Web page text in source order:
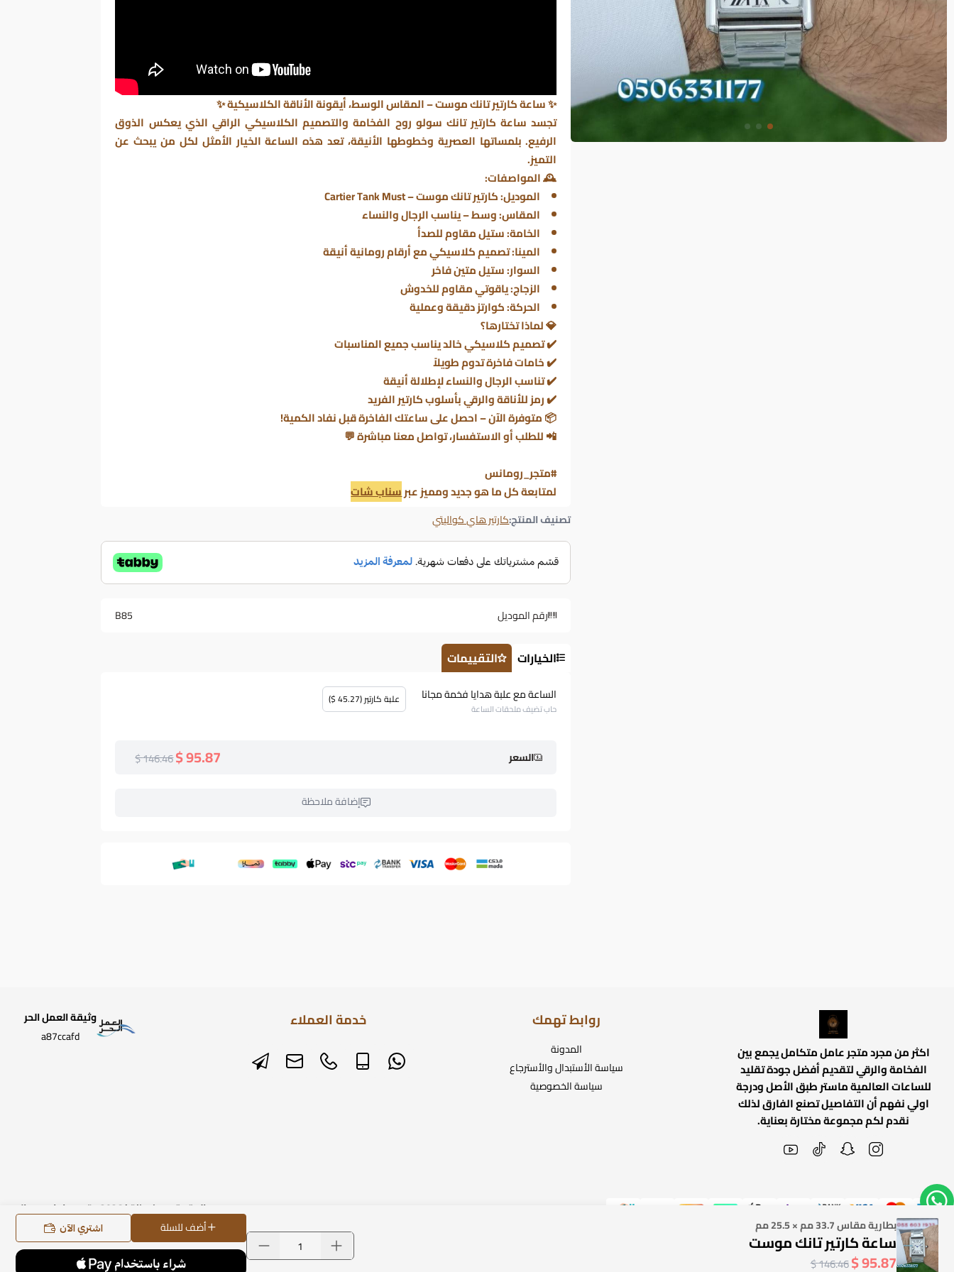
✨ساعة كارتير تانك موست – المقاس الوسط، أيقونة الأناقة الكلاسيكية✨
تجسد ساعة كارتير تانك سولو روح الفخامة والتصميم الكلاسيكي الراقي الذي يعكس الذوق
الرفيع. بلمساتها العصرية وخطوطها الأنيقة، تعد هذه الساعة الخيار الأمثل لكل من يبحث عن
التميز.
🕰️المواصفات:
الموديل:كارتير تانك موست – Cartier Tank Must
المقاس:وسط – يناسب الرجال والنساء
الخامة:ستيل مقاوم للصدأ
المينا:تصميم كلاسيكي مع أرقام رومانية أنيقة
السوار:ستيل متين فاخر
الزجاج:ياقوتي مقاوم للخدوش
الحركة:كوارتز دقيقة وعملية
💎لماذا تختارها؟
✔️ تصميم كلاسيكي خالد يناسب جميع المناسبات
✔️ خامات فاخرة تدوم طويلاً
✔️ تناسب الرجال والنساء لإطلالة أنيقة
✔️ رمز للأناقة والرقي بأسلوب كارتير الفريد
📦متوفرة الآن – احصل على ساعتك الفاخرة قبل نفاد الكمية!
📲للطلب أو الاستفسار، تواصل معنا مباشرة💬
#متجر_رومانس
لمتابعة كل ما هو جديد ومميز عبرسناب شات
تصنيف المنتج:كارتير هاي كواليتي
رقم الموديل B85
بطارية مقاس 33.7 مم × 25.5 مم
ساعة كارتير تانك موست
95.87 $
146.46 $
أضف للسلة اشتري الآن
الخيارات التقييمات
الساعة مع علبة هدايا فخمة مجانا
حاب تضيف ملحقات الساعة
علبة كارتير (45.27 $)
السعر 95.87 $
146.46 $
إضافة ملاحظة
اكثر من مجرد متجر عامل متكامل يجمع بين
الفخامة والرقي لتقديم أفضل جودة تقليد
للساعات العالمية ماستر طبق الأصل ودرجة
اولي نفهم أن التفاصيل تصنع الفارق لذلك
نقدم لكم مجموعة مختارة بعناية.
روابط تهمك
المدونة
سياسة الأستبدال والأسترجاع
سياسة الخصوصية
خدمة العملاء
وثيقة العمل الحر
a87ccafd
الحقوق محفوظة | 2026 متجر ساعات رومانس